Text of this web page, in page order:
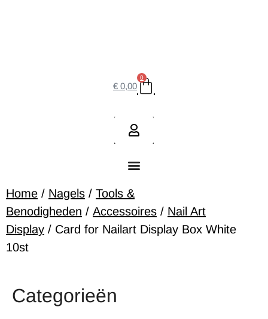
€ 0,00
0
Home / Nagels / Tools &
Benodigheden / Accessoires / Nail Art
Display / Card for Nailart Display Box White
10st
Categorieën